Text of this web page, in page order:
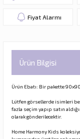
Fiyat Alarmı
Ürün Bilgisi
Ürün Ebatı: Bir pakette
Lütfen görsellerde isimleri
fazla seçim yapıp satın
olarak gönderilecektir.
Home Harmony Kids